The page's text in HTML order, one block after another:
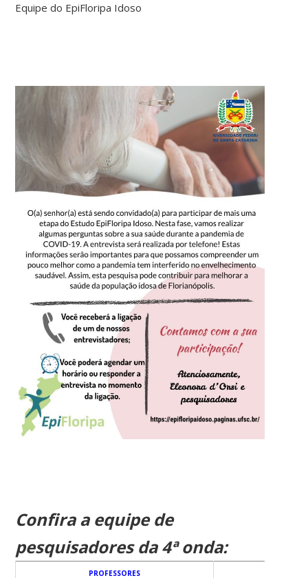
Equipe do EpiFloripa Idoso
Confira a equipe de
pesquisadores da 4ª onda:
PROFESSORES